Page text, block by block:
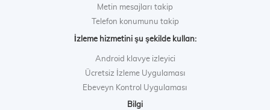
Metin mesajları takip
Telefon konumunu takip
İzleme hizmetini şu şekilde kullan:
Android klavye izleyici
Ücretsiz İzleme Uygulaması
Ebeveyn Kontrol Uygulaması
Bilgi